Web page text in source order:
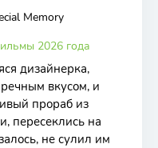
Memory
2026 года
дизайнерка,
вкусом, и
прораб из
пересеклись на
не сулил им